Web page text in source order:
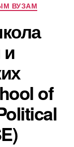
ВУЗАМ
of